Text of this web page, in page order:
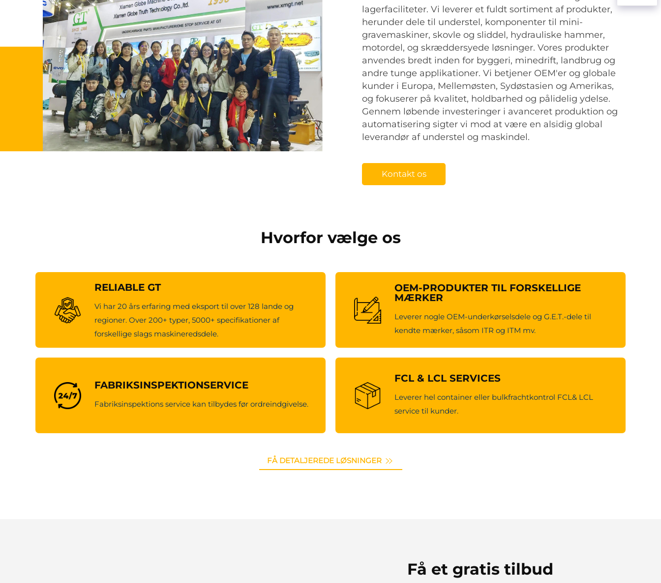
lagerfaciliteter. Vi leverer et fuldt sortiment af produkter,
herunder dele til understel, komponenter til mini-
gravemaskiner, skovle og sliddel, hydrauliske hammer,
motordel, og skræddersyede løsninger. Vores produkter
anvendes bredt inden for byggeri, minedrift, landbrug og
andre tunge applikationer. Vi betjener OEM'er og globale
kunder i Europa, Mellemøsten, Sydøstasien og Amerikas,
og fokuserer på kvalitet, holdbarhed og pålidelig ydelse.
Gennem løbende investeringer i avanceret produktion og
automatisering sigter vi mod at være en alsidig global
leverandør af understel og maskindel.
Kontakt os
Hvorfor vælge os
RELIABLE GT
Vi har 20 års erfaring med eksport til over 128 lande og
regioner. Over 200+ typer, 5000+ specifikationer af
forskellige slags maskineredsdele.
OEM-PRODUKTER TIL FORSKELLIGE
MÆRKER
Leverer nogle OEM-underkørselsdele og G.E.T.-dele til
kendte mærker, såsom ITR og ITM mv.
FABRIKSINSPEKTIONSERVICE
Fabriksinspektions service kan tilbydes før ordreindgivelse.
FCL & LCL SERVICES
Leverer hel container eller bulkfrachtkontrol FCL& LCL
service til kunder.
FÅ DETALJEREDE LØSNINGER
Få et gratis tilbud